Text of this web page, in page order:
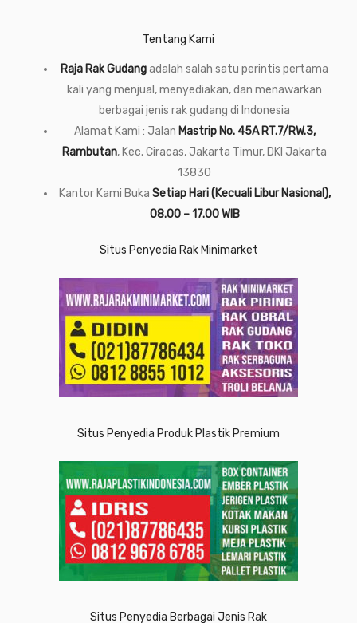
Tentang Kami
Raja Rak Gudangadalah salah satu perintis pertama
kali yang menjual, menyediakan, dan menawarkan
berbagai jenis rak gudang di Indonesia
Alamat Kami : Jalan Mastrip No. 45A RT.7/RW.3,
Rambutan, Kec. Ciracas, Jakarta Timur, DKI Jakarta
13830
Kantor Kami Buka Setiap Hari (Kecuali Libur Nasional),
08.00 – 17.00 WIB
Situs Penyedia Rak Minimarket
Situs Penyedia Produk Plastik Premium
Situs Penyedia Berbagai Jenis Rak